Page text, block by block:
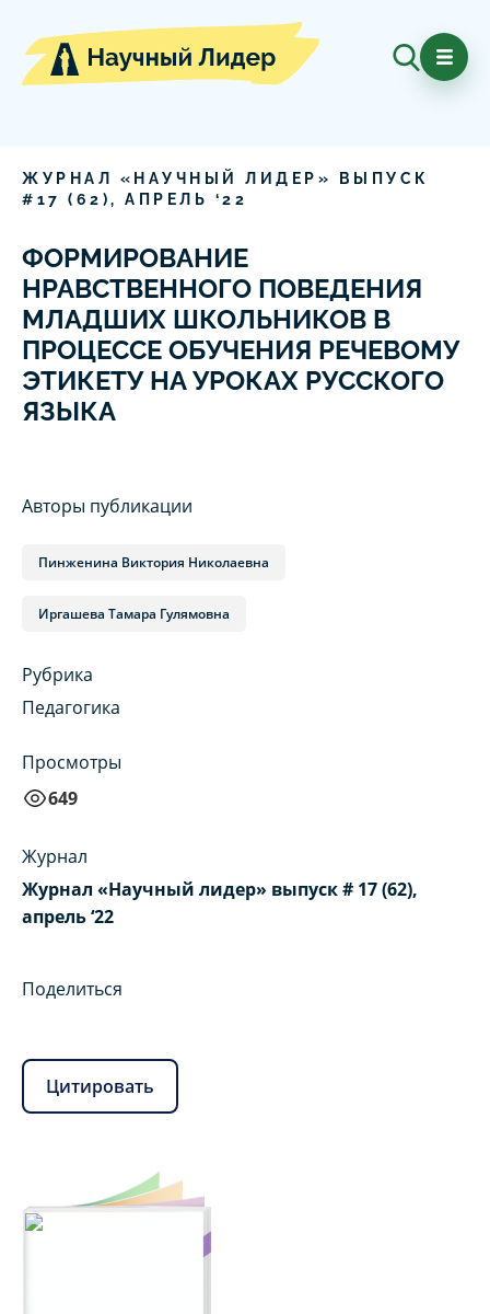
ЖУРНАЛ «НАУЧНЫЙ ЛИДЕР» ВЫПУСК
# 17 ( 62 ), АПРЕЛЬ ‘22
ФОРМИРОВАНИЕ
НРАВСТВЕННОГО ПОВЕДЕНИЯ
МЛАДШИХ ШКОЛЬНИКОВ В
ПРОЦЕССЕ ОБУЧЕНИЯ РЕЧЕВОМУ
ЭТИКЕТУ НА УРОКАХ РУССКОГО
ЯЗЫКА
Авторы публикации
Пинженина Виктория Николаевна
Иргашева Тамара Гулямовна
Рубрика
Педагогика
Просмотры
649
Журнал
Журнал «Научный лидер» выпуск # 17 (62),
апрель ‘22
Поделиться
Цитировать